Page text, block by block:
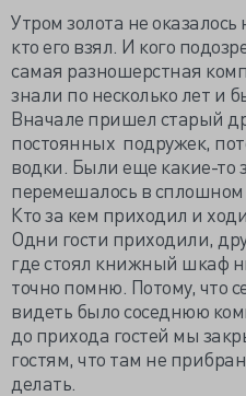
Утром золота не
кто его взял. И кого
самая разношерстная
знали по несколько лет и
Вначале пришел старый
постоянных подружек,
водки. Были еще какие-то
перемешалось в сплошном
Кто за кем приходил и
Одни гости приходили,
где стоял книжный шкаф
точно помню. Потому, что
видеть было соседнюю
до прихода гостей мы
гостям, что там не
делать.